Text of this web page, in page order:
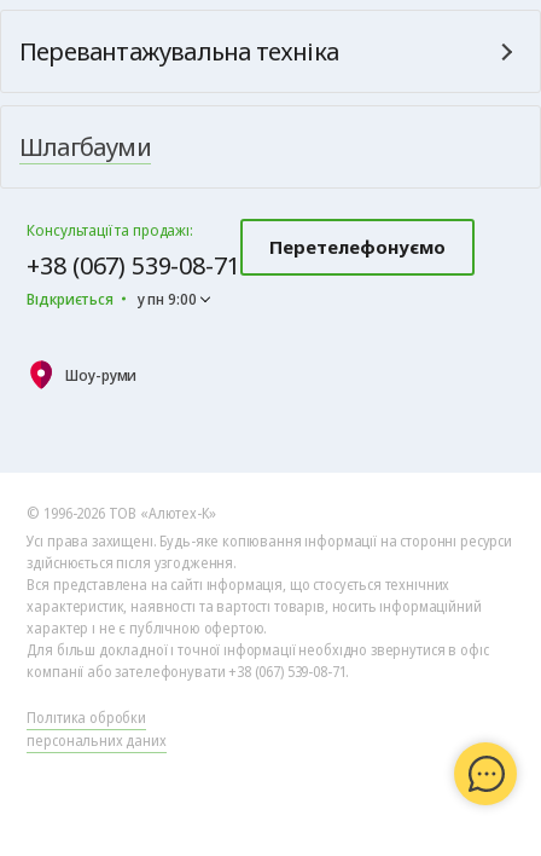
Перевантажувальна техніка
Шлагбауми
Консультації та продажі:
+38 (067) 539-08-71
Відкриється у пн 9:00
Перетелефонуємо
Шоу-руми
© 1996-2026 ТОВ «Алютех‑К»
Усі права захищені. Будь-яке копіювання інформації на сторонні ресурси
здійснюється після узгодження.
Вся представлена на сайті інформація, що стосується технічних
характеристик, наявності та вартості товарів, носить інформаційний
характер і не є публічною офертою.
Для більш докладної і точної інформації необхідно звернутися в офіс
компанії або зателефонувати +38 (067) 539-08-71.
Політика обробки
персональних даних